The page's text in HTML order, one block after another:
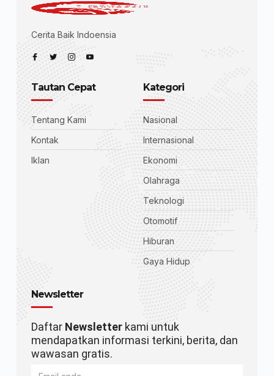
Cerita Baik Indoensia
Tautan Cepat
Tentang Kami
Kontak
Iklan
Kategori
Nasional
Internasional
Ekonomi
Olahraga
Teknologi
Otomotif
Hiburan
Gaya Hidup
Newsletter
Daftar Newsletterkami untuk
mendapatkan informasi terkini, berita, dan
wawasan gratis.